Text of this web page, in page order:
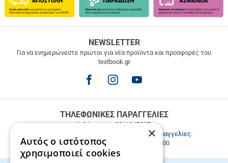
ΜΕΤΑΦΟΡΙΚΑ
άνω
NEWSLETTER
Για να ενημερώνεστε πρώτοι για νέα προϊόντα και προσφορές του
textbook.gr
ΤΗΛΕΦΩΝΙΚΕΣ ΠΑΡΑΓΓΕΛΙΕΣ
Καλέστε μας2811217297.
Εξυπηρέτηση πελατών & τηλεφωνικές παραγγελίες.
Δευ. - Παρ. 9:00-17:00, Σάβ. 9:00-15:00
×
Αυτός ο ιστότοπος
χρησιμοποιεί cookies